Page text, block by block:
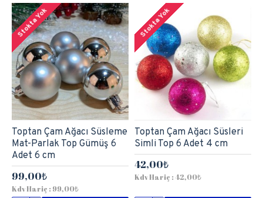
Stokta Yok
Toptan Çam Ağacı Süsleme
Mat-Parlak Top Gümüş 6
Adet 6 cm
99,00₺
Kdv Hariç : 99,00₺
Stokta Yok
Toptan Çam Ağacı Süsleri
Simli Top 6 Adet 4 cm
42,00₺
Kdv Hariç : 42,00₺